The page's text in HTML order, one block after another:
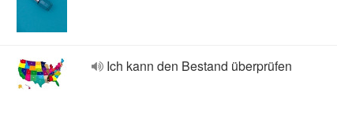
Ich kann den Bestand überprüfen